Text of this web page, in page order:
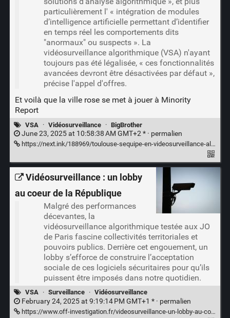
particulièrement l' « intégration de modules
d’intelligence artificielle permettant d’identifier
en temps réel les comportements dits
"anormaux" ou suspects ». La
vidéosurveillance algorithmique (VSA) n'ayant
toujours pas été légalisée, « ces fonctionnalités
avancées devront être désactivées par défaut »,
précise l'appel d'offres.
Et voilà que la ville rose se met à jouer à Minority
Report
VSA · Vidéosurveillance · BigBrother
June 23, 2025 at 10:58:38 AM GMT+2 * · permalien
https://next.ink/188969/toulouse-sequipe-en-videosurveillance-algorithmique-alors-quelle-est-encore-interdite/
Vidéosurveillance : un lobby
au coeur de la République
Malgré des performances
décevantes, la
vidéosurveillance algorithmique testée aux JO
de Paris fascine collectivités territoriales et
pouvoirs publics. Derrière cet engouement, un
lobby s’efforce de construire l’acceptation
sociale de ces logiciels sécuritaires pour qu’ils
puissent être imposés dans notre quotidien.
VSA · Surveillance · Vidéosurveillance
February 24, 2025 at 9:19:14 PM GMT+1 * · permalien
https://www.off-investigation.fr/videosurveillance-un-lobby-au-coeur-de-la-republique/